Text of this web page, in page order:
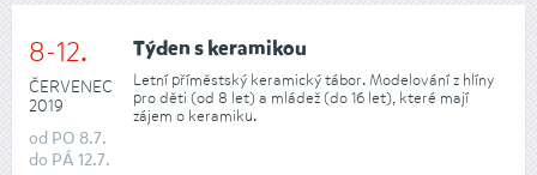
8-12.
ČERVENEC
2019
od PO 8.7.
do PÁ 12.7.
Týden s keramikou
Letní příměstský keramický tábor. Modelování z hlíny
pro děti (od 8 let) a mládež (do 16 let), které mají
zájem o keramiku.